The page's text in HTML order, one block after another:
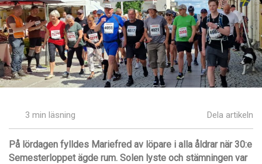
3 min läsning Dela artikeln
På lördagen fylldes Mariefred av löpare i alla åldrar när 30:e
Semesterloppet ägde rum. Solen lyste och stämningen var